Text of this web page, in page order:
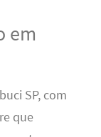
em
SP, com
que